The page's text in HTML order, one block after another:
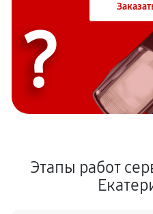
?
Этапы работ